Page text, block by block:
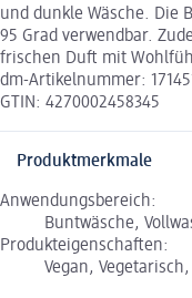
und dunkle Wäsche. Die
95 Grad verwendbar.
frischen Duft mit
dm-Artikelnummer:
GTIN: 4270002458345
Produktmerkmale
Anwendungsbereich:
Buntwäsche,
Produkteigenschaften:
Vegan,